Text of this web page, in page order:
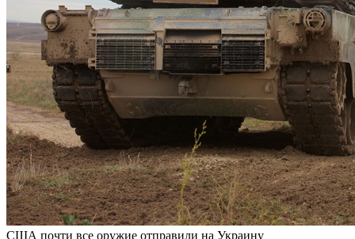
США почти все оружие отправили на Украину